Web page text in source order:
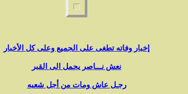
إخبار وفاته تطغى على الجميع وعلى كل الأخبار
نعش نـــاصر يحمل الى القبر
رجـل عاش ومات من أجل شعبه